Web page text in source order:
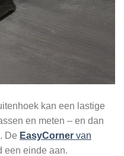
kan een lastige
en meten – en dan
De EasyCorner van
een einde aan.